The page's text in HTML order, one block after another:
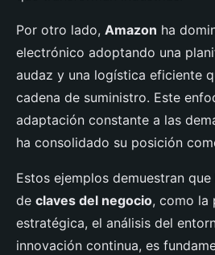
Por otro lado, Amazon ha
electrónico adoptando una
audaz y una logística eficiente
cadena de suministro. Este
adaptación constante a las
ha consolidado su posición
Estos ejemplos demuestran
de claves del negocio, como la
estratégica, el análisis del
innovación continua, es